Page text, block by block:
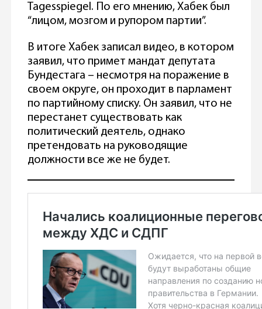
Tagesspiegel. По его мнению, Хабек был
“лицом, мозгом и рупором партии”.
В итоге Хабек записал видео, в котором
заявил, что примет мандат депутата
Бундестага – несмотря на поражение в
своем округе, он проходит в парламент
по партийному списку. Он заявил, что не
перестанет существовать как
политический деятель, однако
претендовать на руководящие
должности все же не будет.